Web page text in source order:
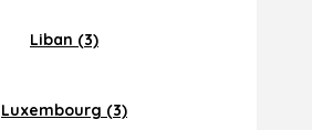
Liban (3)
Luxembourg (3)